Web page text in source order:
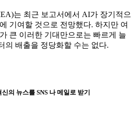
는 최근 보고서에서 AI가 장기적으
기여할 것으로 전망했다. 하지만 여
큰 이러한 기대만으로는 빠르게 늘
의 배출을 정당화할 수는 없다.
의 뉴스를 SNS 나 메일로 받기